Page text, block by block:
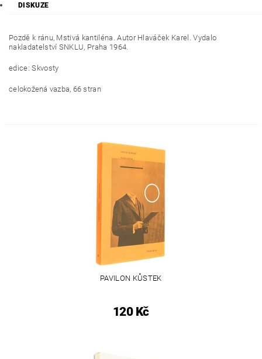
DISKUZE
Pozdě k ránu, Mstivá kantiléna. Autor Hlaváček Karel. Vydalo
nakladatelství SNKLU, Praha 1964.
edice: Skvosty
celokožená vazba, 66 stran
PAVILON KŮSTEK
120 Kč